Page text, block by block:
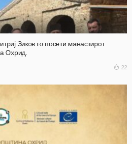
Зиков го посети манастирот
Охрид.
22